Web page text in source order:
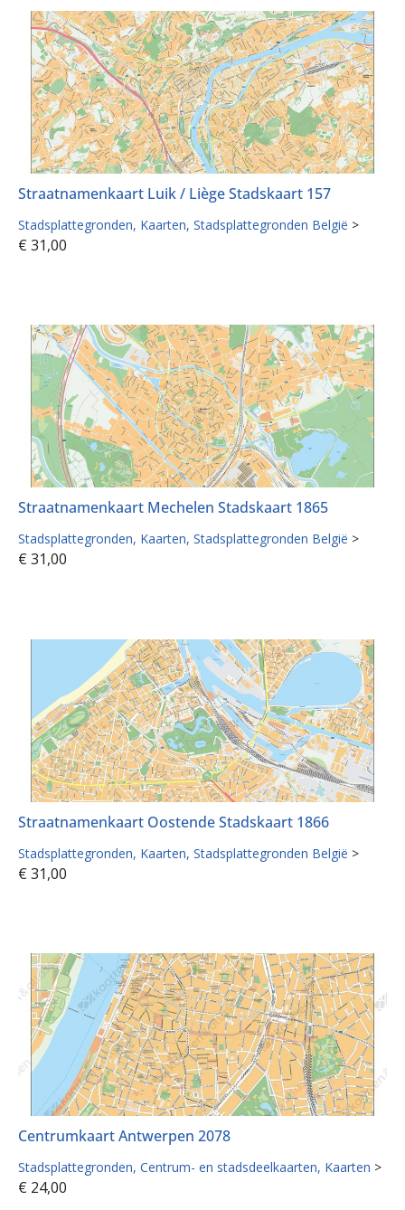
Straatnamenkaart Luik / Liège Stadskaart 157
Stadsplattegronden Kaarten Stadsplattegronden België >
€ 31,00
Straatnamenkaart Mechelen Stadskaart 1865
Stadsplattegronden Kaarten Stadsplattegronden België >
€ 31,00
Straatnamenkaart Oostende Stadskaart 1866
Stadsplattegronden Kaarten Stadsplattegronden België >
€ 31,00
Centrumkaart Antwerpen 2078
Stadsplattegronden Centrum- en stadsdeelkaarten Kaarten >
€ 24,00